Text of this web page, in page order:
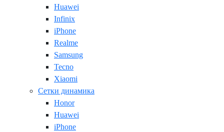
Huawei
Infinix
iPhone
Realme
Samsung
Tecno
Xiaomi
Сетки динамика
Honor
Huawei
iPhone